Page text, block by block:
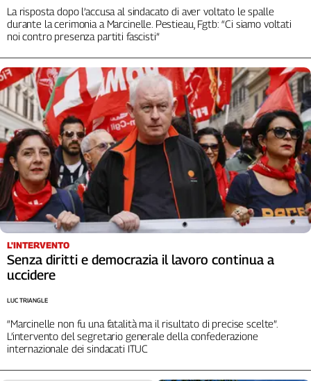
Lombardia
Marche
Piemonte
Puglia
Sardegna
Sicilia
Toscana
Trentino
Umbria
Valle
D'Aosta
Veneto
Archivio
Storico
1955-
2014
Cerca
Contatti
La risposta dopo l’accusa al sindacato di aver voltato le spalle
durante la cerimonia a Marcinelle. Pestieau, Fgtb: “Ci siamo voltati
noi contro presenza partiti fascisti”
L'INTERVENTO
Senza diritti e democrazia il lavoro continua a
uccidere
“Marcinelle non fu una fatalità ma il risultato di precise scelte”.
L’intervento del segretario generale della confederazione
internazionale dei sindacati ITUC
LUC TRIANGLE